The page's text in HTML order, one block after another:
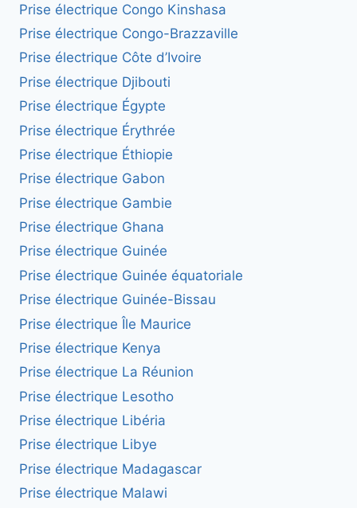
Prise électrique Congo Kinshasa
Prise électrique Congo-Brazzaville
Prise électrique Côte d’Ivoire
Prise électrique Djibouti
Prise électrique Égypte
Prise électrique Érythrée
Prise électrique Éthiopie
Prise électrique Gabon
Prise électrique Gambie
Prise électrique Ghana
Prise électrique Guinée
Prise électrique Guinée équatoriale
Prise électrique Guinée-Bissau
Prise électrique Île Maurice
Prise électrique Kenya
Prise électrique La Réunion
Prise électrique Lesotho
Prise électrique Libéria
Prise électrique Libye
Prise électrique Madagascar
Prise électrique Malawi